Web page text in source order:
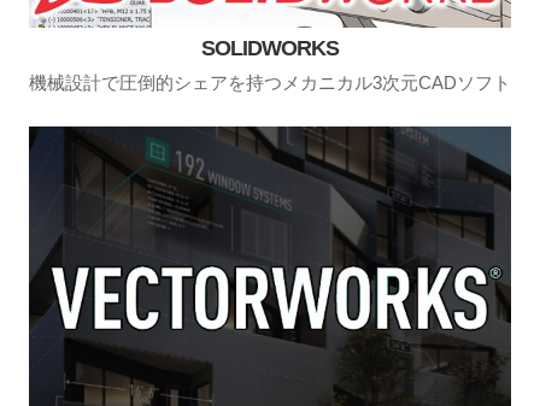
SOLIDWORKS
機械設計で圧倒的シェアを持つメカニカル3次元CADソフト